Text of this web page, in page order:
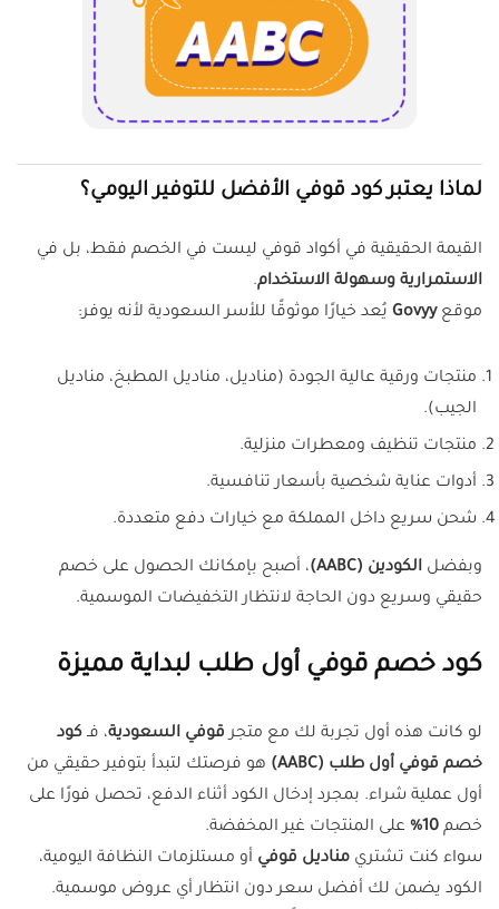
لماذا يعتبر كود قوفي الأفضل للتوفير اليومي؟
القيمة الحقيقية في أكواد قوفي ليست في الخصم فقط، بل في
الاستمرارية وسهولة الاستخدام.
موقعGovyy يُعد خيارًا موثوقًا للأسر السعودية لأنه يوفر:
منتجات ورقية عالية الجودة (مناديل، مناديل المطبخ، مناديل
الجيب).
منتجات تنظيف ومعطرات منزلية.
أدوات عناية شخصية بأسعار تنافسية.
شحن سريع داخل المملكة مع خيارات دفع متعددة.
وبفضل الكودين (AABC)
، أصبح بإمكانك الحصول على خصم
حقيقي وسريع دون الحاجة لانتظار التخفيضات الموسمية.
كود خصم قوفي أول طلب لبداية مميزة
لو كانت هذه أول تجربة لك مع متجرقوفي السعودية، فـكود
خصم قوفي أول طلب (AABC)
هو فرصتك لتبدأ بتوفير حقيقي من
أول عملية شراء. بمجرد إدخال الكود أثناء الدفع، تحصل فورًا على
خصم 10%
على المنتجات غير المخفضة.
سواء كنت تشتري مناديل قوفي أو مستلزمات النظافة اليومية،
الكود يضمن لك أفضل سعر دون انتظار أي عروض موسمية.